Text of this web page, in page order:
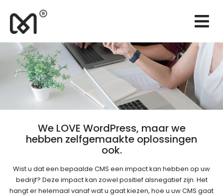
Branding
Marketing
Consulting
Onderhoud
Offerte
NL
We LOVE WordPress, maar we
hebben zelfgemaakte oplossingen
ook.
Wist u dat een bepaalde CMS een impact kan hebben op uw
bedrijf? Deze impact kan zowel positief alsnegatief zijn. Het
hangt er helemaal vanaf wat u gaat kiezen, hoe u uw CMS gaat
×